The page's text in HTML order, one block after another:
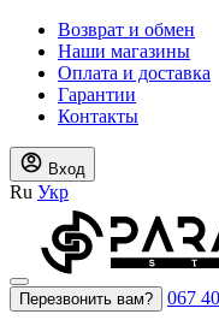
Возврат и обмен
Наши магазины
Оплата и доставка
Гарантии
Контакты
Вход
Ru Укр
Перезвонить вам? 067